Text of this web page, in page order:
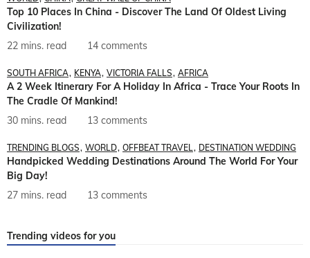
Top 10 Places In China - Discover The Land Of Oldest Living
Civilization!
22 mins. read
14 comments
SOUTH AFRICA KENYA VICTORIA FALLS AFRICA
A 2 Week Itinerary For A Holiday In Africa - Trace Your Roots In
The Cradle Of Mankind!
30 mins. read
13 comments
TRENDING BLOGS WORLD OFFBEAT TRAVEL DESTINATION WEDDING
Handpicked Wedding Destinations Around The World For Your
Big Day!
27 mins. read
13 comments
Trending videos for you